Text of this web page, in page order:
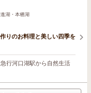
湖・本栖湖
りのお料理と美しい四季を
行河口湖駅から自然生活